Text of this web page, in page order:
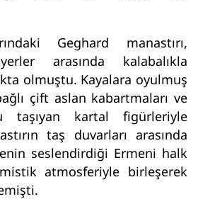
Geghard manastırı,
arasında kalabalıkla
olmuştu. Kayalara oyulmuş
çift aslan kabartmaları ve
taşıyan kartal figürleriyle
taş duvarları arasında
seslendirdiği Ermeni halk
atmosferiyle birleşerek